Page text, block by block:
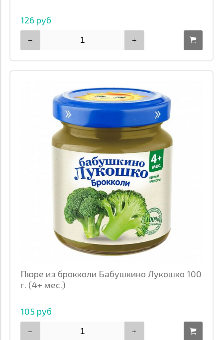
126 руб
Пюре из брокколи Бабушкино Лукошко 100
г. (4+ мес.)
105 руб